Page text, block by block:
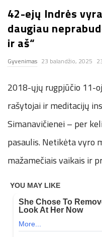
n
.
n
e
t
42-ejų Indrės
daugiau
ir aš“
Gyvenimas 23 balandžio, 2025
2018-ųjų rugpjūčio 11-
rašytojai ir meditacijų
Simanavičienei – per
pasaulis. Netikėta vyro
mažamečiais vaikais ir